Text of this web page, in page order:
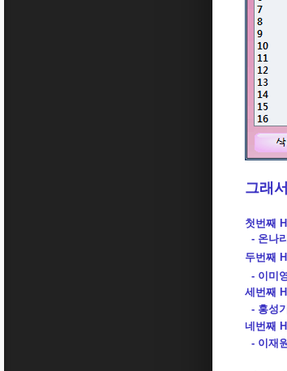
그래
첫번째
- 온나
두번째
- 이미
세번째
- 홍성
네번째
- 이재